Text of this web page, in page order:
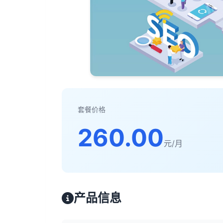
套餐价格
260.00元/月
产品信息